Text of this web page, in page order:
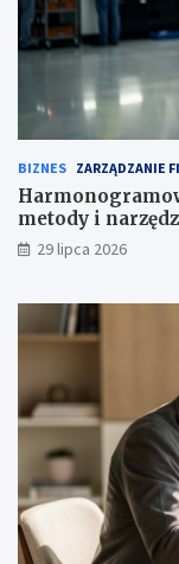
BIZNES ZARZĄDZANIE
metody i
29 lipca 2026